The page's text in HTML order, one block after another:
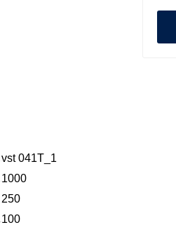
vst 041T_1
1000
250
100